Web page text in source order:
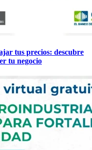
tus precios: descubre
tu negocio